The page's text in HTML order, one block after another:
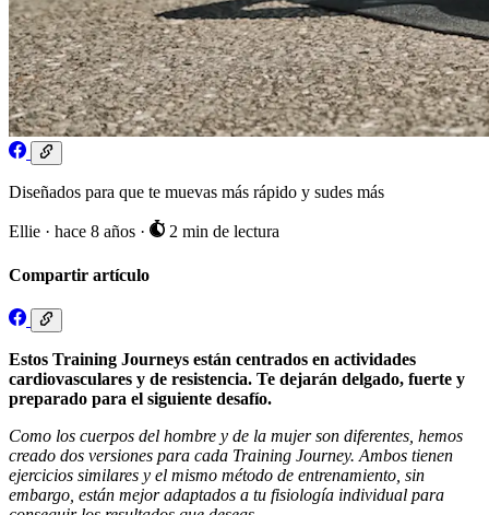
Diseñados para que te muevas más rápido y sudes más
Ellie · hace 8 años · 2 min de lectura
Compartir artículo
Estos Training Journeys están centrados en actividades
cardiovasculares y de resistencia. Te dejarán delgado, fuerte y
preparado para el siguiente desafío.
Como los cuerpos del hombre y de la mujer son diferentes, hemos
creado dos versiones para cada Training Journey. Ambos tienen
ejercicios similares y el mismo método de entrenamiento, sin
embargo, están mejor adaptados a tu fisiología individual para